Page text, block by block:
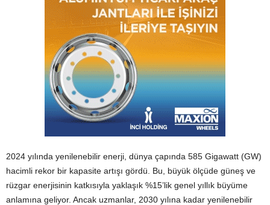
2024 yılında yenilenebilir enerji, dünya çapında 585 Gigawatt (GW)
hacimli rekor bir kapasite artışı gördü. Bu, büyük ölçüde güneş ve
rüzgar enerjisinin katkısıyla yaklaşık %15’lik genel yıllık büyüme
anlamına geliyor. Ancak uzmanlar, 2030 yılına kadar yenilenebilir